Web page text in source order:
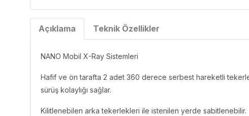
Açıklama Teknik Özellikler
NANO Mobil X-Ray Sistemleri
Hafif ve ön tarafta 2 adet 360 derece serbest hareketli
sürüş kolaylığı sağlar.
Kilitlenebilen arka tekerlekleri ile istenilen yerde sabitlenebilir.